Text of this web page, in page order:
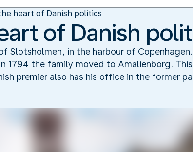
heart of Danish politics
of Danish
Slotsholmen, in the harbour of
1794 the family moved to Amalienborg.
premier also has his office in the former